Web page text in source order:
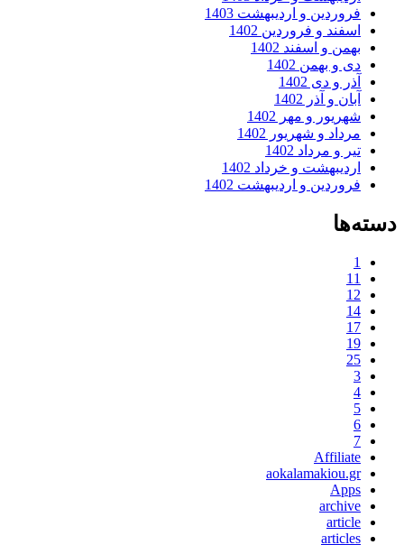
فروردین و اردیبهشت 1403
اسفند و فروردین 1402
بهمن و اسفند 1402
دی و بهمن 1402
آذر و دی 1402
آبان و آذر 1402
شهریور و مهر 1402
مرداد و شهریور 1402
تیر و مرداد 1402
اردیبهشت و خرداد 1402
فروردین و اردیبهشت 1402
دسته‌ها
1
11
12
14
17
19
25
3
4
5
6
7
Affiliate
aokalamakiou.gr
Apps
archive
article
articles